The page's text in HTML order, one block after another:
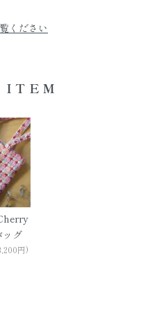
ください
ITEM
グ
円)